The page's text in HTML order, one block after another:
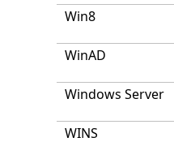
Win8
WinAD
Windows Server
WINS